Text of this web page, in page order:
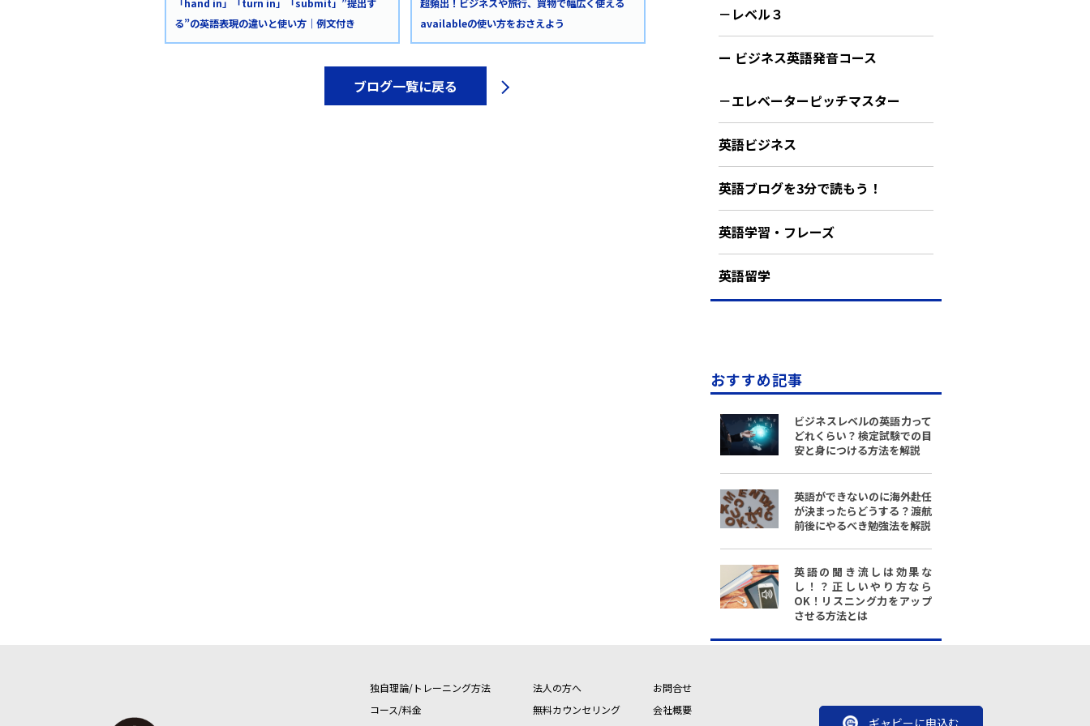
「hand in」「turn in」「submit」”提出す
る”の英語表現の違いと使い方｜例文付き
超頻出！ビジネスや旅行、買物で幅広く使える
availableの使い方をおさえよう
ブログ一覧に戻る
－レベル３
ー ビジネス英語発音コース
－エレベーターピッチマスター
英語ビジネス
英語ブログを3分で読もう！
英語学習・フレーズ
英語留学
おすすめ記事
ビジネスレベルの英語力って
どれくらい？検定試験での目
安と身につける方法を解説
英語ができないのに海外赴任
が決まったらどうする？渡航
前後にやるべき勉強法を解説
英語の聞き流しは効果な
し！？正しいやり方なら
OK！リスニング力をアップ
させる方法とは
独自理論/トレーニング方法
コース/料金
法人の方へ
無料カウンセリング
お問合せ
会社概要